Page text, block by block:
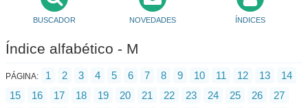
BUSCADOR NOVEDADES ÍNDICES
Índice alfabético - M
PÁGINA: 1 2 3 4 5 6 7 8 9 10 11 12 13
14
15
16 17 18 19 20 21 22 23 24 25 26
27